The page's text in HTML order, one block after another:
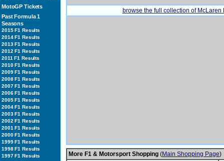
MotoGP Tickets
Past Formula 1
Seasons
2015 F1 Results
2014 F1 Results
2013 F1 Results
2012 F1 Results
2011 F1 Results
2010 F1 Results
2009 F1 Results
2008 F1 Results
2007 F1 Results
2006 F1 Results
2005 F1 Results
2004 F1 Results
2003 F1 Results
2002 F1 Results
2001 F1 Results
2000 F1 Results
1999 F1 Results
1998 F1 Results
1997 F1 Results
browse the full collection of
More F1 & Motorsport Shopping (Main Shopping Page)